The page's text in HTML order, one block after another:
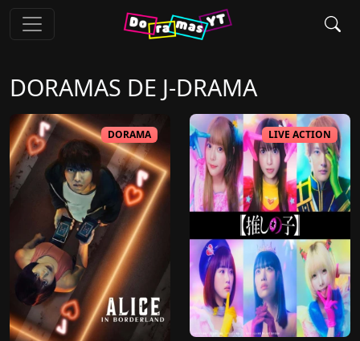
DORAMAS DE J-DRAMA
DORAMA LIVE ACTION